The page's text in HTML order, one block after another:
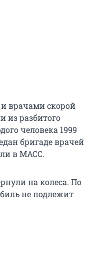
врачами скорой
из разбитого
человека 1999
бригаде врачей
в МАСС.
на колеса. По
не подлежит